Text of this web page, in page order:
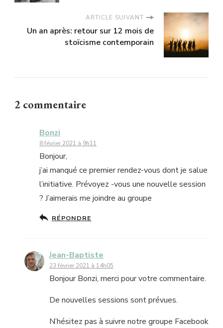
ARTICLE SUIVANT
Un an après: retour sur 12 mois de
stoïcisme contemporain
2 commentaire
Bonzi
8 février 2021 à 9h11
Bonjour,
j’ai manqué ce premier rendez-vous dont je salue
l’initiative. Prévoyez -vous une nouvelle session
? J’aimerais me joindre au groupe
RÉPONDRE
Jean-Baptiste
23 février 2021 à 14h05
Bonjour Bonzi, merci pour votre commentaire.
De nouvelles sessions sont prévues.
N’hésitez pas à suivre notre groupe Facebook